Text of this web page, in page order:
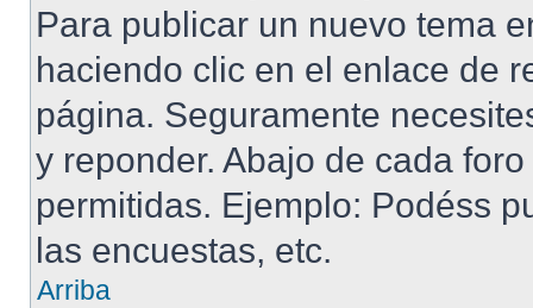
Para publicar un nuevo tema
haciendo clic en el enlace de
página. Seguramente
y reponder. Abajo de cada
permitidas. Ejemplo: Podéss
las encuestas, etc.
Arriba